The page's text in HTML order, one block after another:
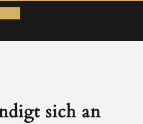
Open
Button
sich an